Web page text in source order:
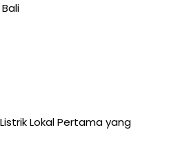
Lokal Pertama yang